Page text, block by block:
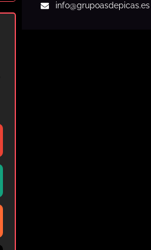
info@grupoasdepicas.es